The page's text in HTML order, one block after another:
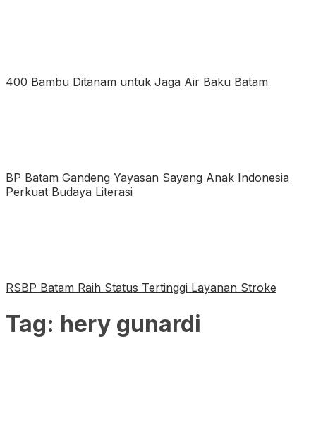
400 Bambu Ditanam untuk Jaga Air Baku Batam
BP Batam Gandeng Yayasan Sayang Anak Indonesia
Perkuat Budaya Literasi
RSBP Batam Raih Status Tertinggi Layanan Stroke
Tag: hery gunardi